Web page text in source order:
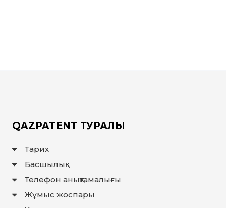
QAZPATENT ТУРАЛЫ
Тарих
Басшылық
Телефон анықтамалығы
Жұмыс жоспары